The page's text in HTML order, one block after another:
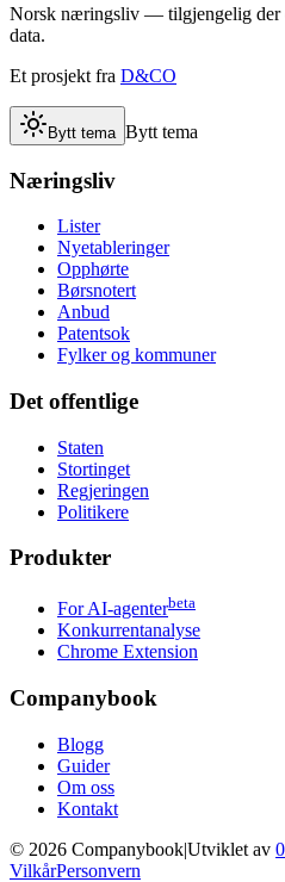
Norsk næringsliv — tilgjengelig der
data.
Et prosjekt fra D&CO
Bytt tema Bytt tema
Næringsliv
Lister
Nyetableringer
Opphørte
Børsnotert
Anbud
Patentsok
Fylker og kommuner
Det offentlige
Staten
Stortinget
Regjeringen
Politikere
Produkter
For AI-agenterbeta
Konkurrentanalyse
Chrome Extension
Companybook
Blogg
Guider
Om oss
Kontakt
© 2026 Companybook|Utviklet av
VilkårPersonvern